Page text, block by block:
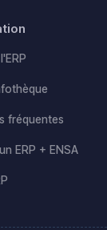
fréquentes
ERP + ENSA